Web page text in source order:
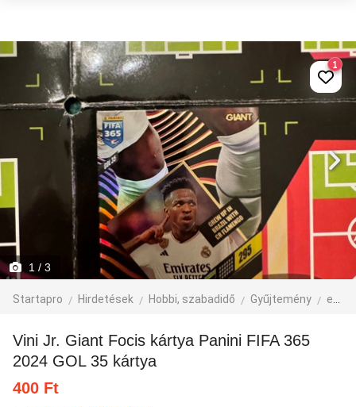
1 / 3
Startapro Hirdetések Hobbi, szabadidő Gyűjtemény egyéb gyűjtemény
1
Vini Jr. Giant Focis kártya Panini FIFA 365
2024 GOL 35 kártya
400 Ft